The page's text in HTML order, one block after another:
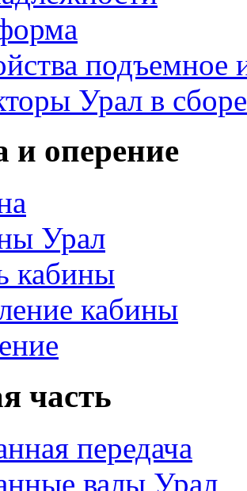
Урал в сборе
и оперение
Урал
кабины
кабины
часть
передача
валы Урал